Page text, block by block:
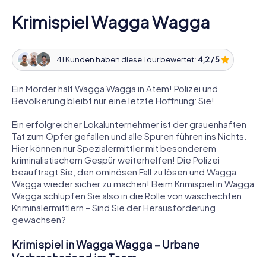
Krimispiel Wagga Wagga
41 Kunden haben diese Tour bewertet: 4,2 / 5
Ein Mörder hält Wagga Wagga in Atem! Polizei und
Bevölkerung bleibt nur eine letzte Hoffnung: Sie!
Ein erfolgreicher Lokalunternehmer ist der grauenhaften
Tat zum Opfer gefallen und alle Spuren führen ins Nichts.
Hier können nur Spezialermittler mit besonderem
kriminalistischem Gespür weiterhelfen! Die Polizei
beauftragt Sie, den ominösen Fall zu lösen und Wagga
Wagga wieder sicher zu machen! Beim Krimispiel in Wagga
Wagga schlüpfen Sie also in die Rolle von waschechten
Kriminalermittlern – Sind Sie der Herausforderung
gewachsen?
Krimispiel in Wagga Wagga – Urbane